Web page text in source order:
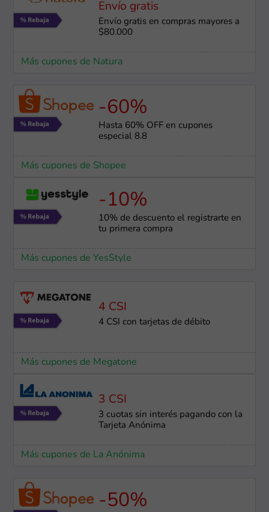
Envío gratis
Envío gratis en compras mayores a
$80.000
Más cupones de Natura
-60%
Hasta 60% OFF en cupones
especial 8.8
Más cupones de Shopee
-10%
10% de descuento el registrarte en
tu primera compra
Más cupones de YesStyle
4 CSI
4 CSI con tarjetas de débito
Más cupones de Megatone
3 CSI
3 cuotas sin interés pagando con la
Tarjeta Anónima
Más cupones de La Anónima
-50%